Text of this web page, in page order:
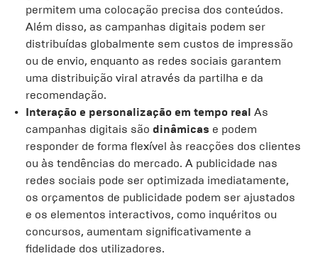
permitem uma colocação precisa dos conteúdos.
Além disso, as campanhas digitais podem ser
distribuídas globalmente sem custos de impressão
ou de envio, enquanto as redes sociais garantem
uma distribuição viral através da partilha e da
recomendação.
Interação e personalização em tempo real As
campanhas digitais são dinâmicas e podem
responder de forma flexível às reacções dos clientes
ou às tendências do mercado. A publicidade nas
redes sociais pode ser optimizada imediatamente,
os orçamentos de publicidade podem ser ajustados
e os elementos interactivos, como inquéritos ou
concursos, aumentam significativamente a
fidelidade dos utilizadores.